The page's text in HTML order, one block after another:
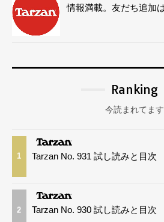
情報満載。友だち追加
Ranking
今読まれてます
1 Tarzan No. 931 試し読みと目次
2 Tarzan No. 930 試し読みと目次